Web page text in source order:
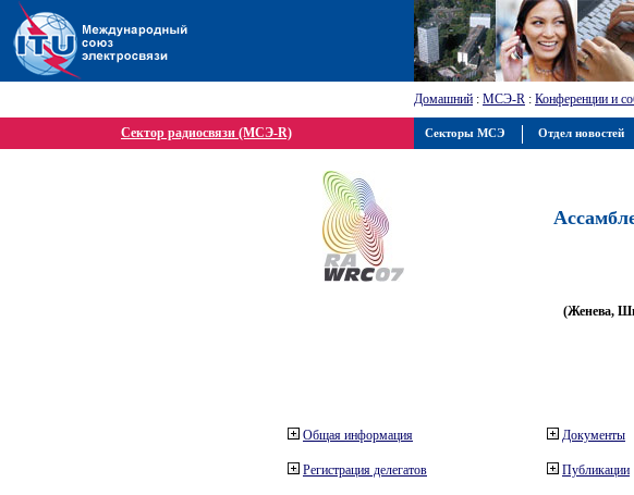
Домашний : МСЭ-R : Конференции и
Сектор радиосвязи (МСЭ-R)
(Женева,
Общая информация
Регистрация делегатов
Документы
Публикации
Секторы МСЭ Отдел новостей